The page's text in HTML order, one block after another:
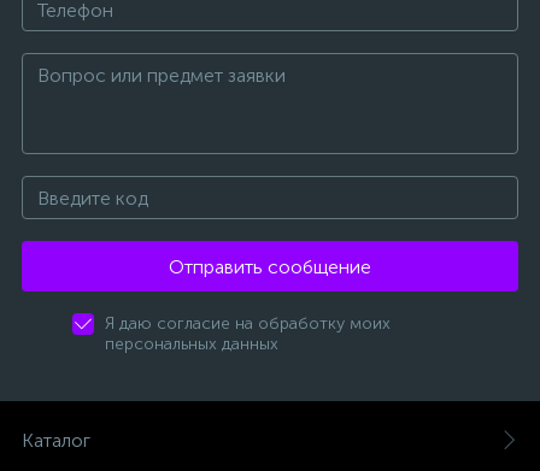
Отправить сообщение
Я даю согласие на обработку моих
персональных данных
Каталог